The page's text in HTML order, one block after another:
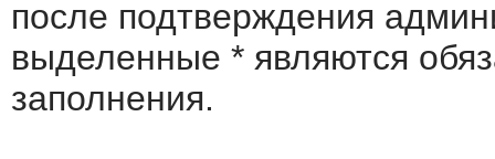
после подтверждения
выделенные * являются
заполнения.